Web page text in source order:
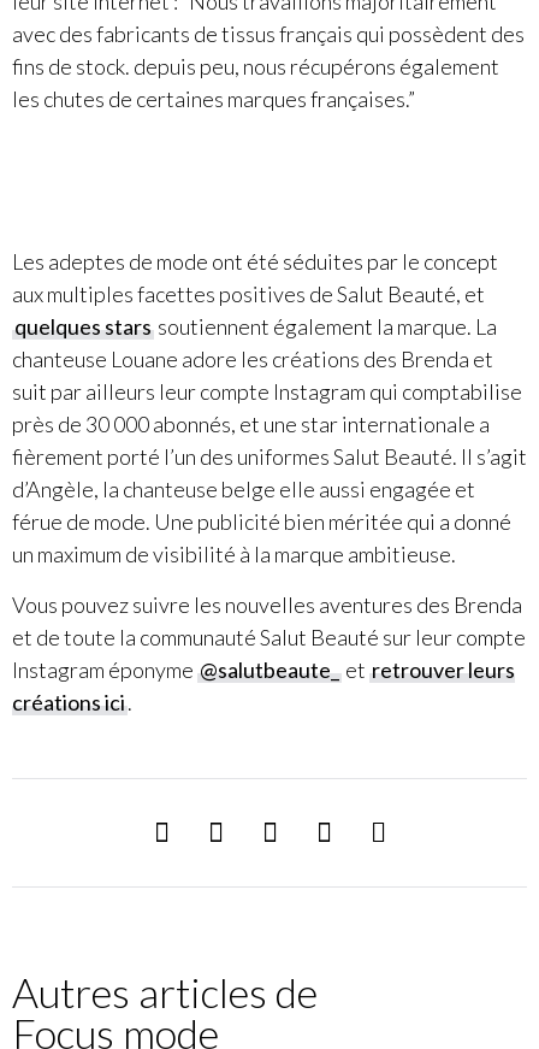
avec des fabricants de tissus français qui possèdent des
fins de stock. depuis peu, nous récupérons également
les chutes de certaines marques françaises.”
Les adeptes de mode ont été séduites par le concept
aux multiples facettes positives de Salut Beauté, et
quelques stars soutiennent également la marque. La
chanteuse Louane adore les créations des Brenda et
suit par ailleurs leur compte Instagram qui comptabilise
près de 30 000 abonnés, et une star internationale a
fièrement porté l’un des uniformes Salut Beauté. Il s’agit
d’Angèle, la chanteuse belge elle aussi engagée et
férue de mode. Une publicité bien méritée qui a donné
un maximum de visibilité à la marque ambitieuse.
Vous pouvez suivre les nouvelles aventures des Brenda
et de toute la communauté Salut Beauté sur leur compte
Instagram éponyme @salutbeaute_ et retrouver leurs
créations ici.
Autres articles de
Focus mode